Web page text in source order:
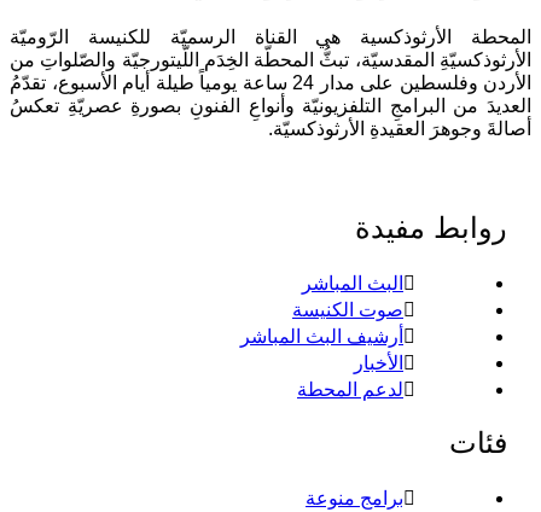
الأرثوذكسية هي القناة الرسميّة للكنيسة الرّوميّة
المقدسيّة، تبثُّ المحطّة الخِدَم اللّيتورجيّة والصّلواتِ من
الأردن وفلسطين على مدار 24 ساعة يومياً طيلة أيام الأسبوع، تقدّمُ
من البرامجِ التلفزيونيّة وأنواعِ الفنونِ بصورةِ عصريّةِ تعكسُ
وجوهرَ العقيدةِ الأرثوذكسيّة.
روابط مفيدة
البث المباشر
صوت الكنيسة
أرشيف البث المباشر
الأخبار
لدعم المحطة
فئات
برامج منوعة